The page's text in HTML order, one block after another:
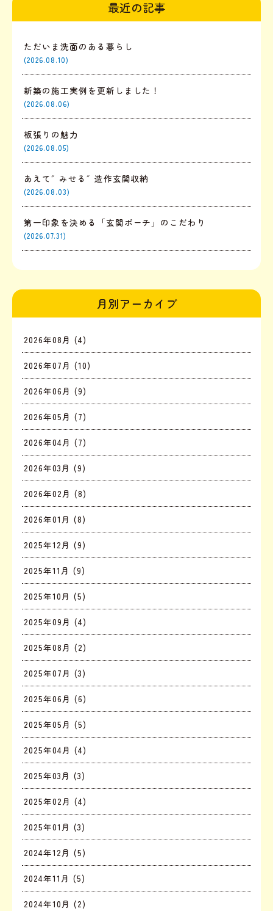
最近の記事
ただいま洗面のある暮らし
(2026.08.10)
新築の施工実例を更新しました！
(2026.08.06)
板張りの魅力
(2026.08.05)
あえて″みせる″造作玄関収納
(2026.08.03)
第一印象を決める「玄関ポーチ」のこだわり
(2026.07.31)
月別アーカイブ
2026年08月 (4)
2026年07月 (10)
2026年06月 (9)
2026年05月 (7)
2026年04月 (7)
2026年03月 (9)
2026年02月 (8)
2026年01月 (8)
2025年12月 (9)
2025年11月 (9)
2025年10月 (5)
2025年09月 (4)
2025年08月 (2)
2025年07月 (3)
2025年06月 (6)
2025年05月 (5)
2025年04月 (4)
2025年03月 (3)
2025年02月 (4)
2025年01月 (3)
2024年12月 (5)
2024年11月 (5)
2024年10月 (2)